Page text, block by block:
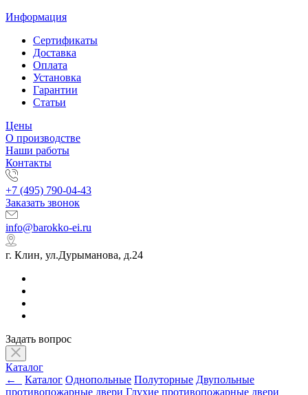
Информация
Сертификаты
Доставка
Оплата
Установка
Гарантии
Статьи
Цены
О производстве
Наши работы
Контакты
+7 (495) 790-04-43
Заказать звонок
info@barokko-ei.ru
г. Клин, ул.Дурыманова, д.24
Задать вопрос
Каталог
←
Каталог Однопольные Полуторные Двупольные
противопожарные двери Глухие противопожарные двери